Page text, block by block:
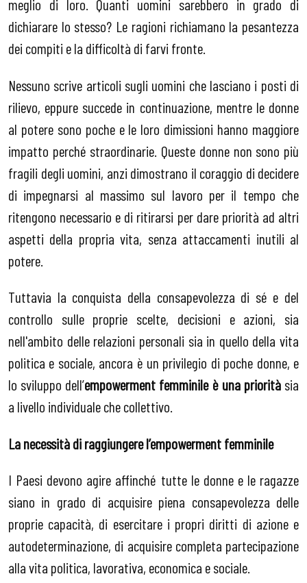
meglio di loro. Quanti uomini sarebbero in grado di
dichiarare lo stesso? Le ragioni richiamano la pesantezza
dei compiti e la difficoltà di farvi fronte.
Nessuno scrive articoli sugli uomini che lasciano i posti di
rilievo, eppure succede in continuazione, mentre le donne
al potere sono poche e le loro dimissioni hanno maggiore
impatto perché straordinarie. Queste donne non sono più
fragili degli uomini, anzi dimostrano il coraggio di decidere
di impegnarsi al massimo sul lavoro per il tempo che
ritengono necessario e di ritirarsi per dare priorità ad altri
aspetti della propria vita, senza attaccamenti inutili al
potere.
Tuttavia la conquista della consapevolezza di sé e del
controllo sulle proprie scelte, decisioni e azioni, sia
nell'ambito delle relazioni personali sia in quello della vita
politica e sociale, ancora è un privilegio di poche donne, e
lo sviluppo dell’empowerment femminile è una priorità sia
a livello individuale che collettivo.
La necessità di raggiungere l’empowerment femminile
I Paesi devono agire affinché tutte le donne e le ragazze
siano in grado di acquisire piena consapevolezza delle
proprie capacità, di esercitare i propri diritti di azione e
autodeterminazione, di acquisire completa partecipazione
alla vita politica, lavorativa, economica e sociale.